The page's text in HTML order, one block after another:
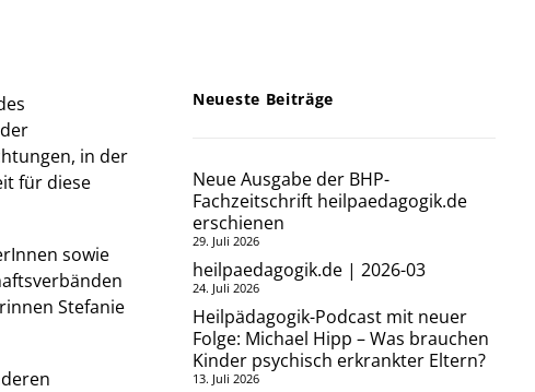
in der
für diese
sowie
Stefanie
Neueste Beiträge
Neue Ausgabe der BHP-
Fachzeitschrift heilpaedagogik.de
erschienen
29. Juli 2026
heilpaedagogik.de | 2026-03
24. Juli 2026
Heilpädagogik-Podcast mit neuer
Folge: Michael Hipp – Was brauchen
Kinder psychisch erkrankter Eltern?
13. Juli 2026